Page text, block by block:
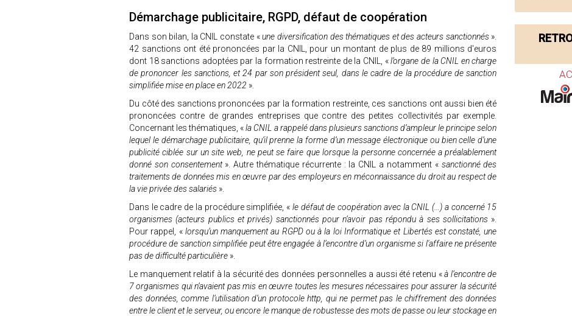
Démarchage publicitaire, RGPD, défaut de coopération
Dans son bilan, la CNIL constate «une diversification des thématiques et des acteurs sanctionnés».
42 sanctions ont été prononcées par la CNIL, pour un montant de plus de 89 millions d'euros
dont 18 sanctions adoptées par la formation restreinte de la CNIL, «l’organe de la CNIL en charge
de prononcer les sanctions, et 24 par son président seul, dans le cadre de la procédure de sanction
simplifiée mise en place en 2022 ».
Du côté des sanctions prononcées par la formation restreinte, ces sanctions ont aussi bien été
prononcées contre de grandes entreprises que contre des petites collectivités par exemple.
Concernant les thématiques, «la CNIL a rappelé dans plusieurs sanctions d’ampleur le principe selon
lequel le démarchage publicitaire, qu’il prenne la forme d’un message électronique ou bien celle d’une
publicité ciblée sur un site web, ne peut se faire que lorsque la personne concernée a préalablement
donné son consentement ». Autre thématique récurrente : la CNIL a notamment « sanctionné des
traitements de données mis en œuvre par des employeurs en méconnaissance du droit au respect de
la vie privée des salariés ».
Dans le cadre de la procédure simplifiée, « le défaut de coopération avec la CNIL (…) a concerné 15
organismes (acteurs publics et privés) sanctionnés pour n’avoir pas répondu à ses sollicitations ».
Pour rappel, «lorsqu’un manquement au RGPD ou à la loi Informatique et Libertés est constaté, une
procédure de sanction simplifiée peut être engagée à l’encontre d’un organisme si l'affaire ne présente
pas de difficulté particulière ».
Le manquement relatif à la sécurité des données personnelles a aussi été retenu «à l’encontre de
7 organismes qui n’avaient pas mis en œuvre toutes les mesures nécessaires pour assurer la sécurité
des données, comme l’utilisation d’un protocole http, qui ne permet pas le chiffrement des données
entre le client et le serveur, ou encore le manque de robustesse des mots de passe ou leur stockage en